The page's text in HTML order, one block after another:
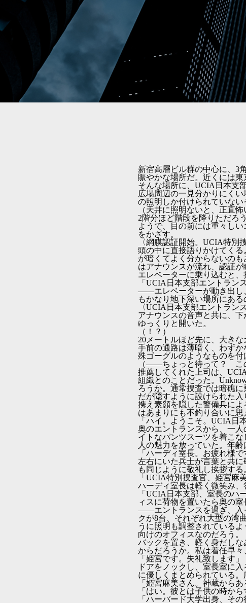
新宿高層ビル群の中心に、3
賑やかな場所だ。近くには東
そんな場所に、UCIA日本支
広場周辺の一見分かりにく
の照明しか付けられていな
（天井に照明ないと、正直
2階分ほど階段を降りただろ
ようで、目の前には重々し
をかざす。
〈網膜認証開始。UCIA特別
頭の中に直接語りかけてく
が暗くてよく分からないの
はアナウンスが流れ、認証が
エレベーターに乗り込むと
「UCIA日本支部エントラン
――エレベーターが動き出し
もかなり地下深い場所にあ
〈UCIA日本支部エントラン
アナウンスの音声と共に、
ゆっくりと開いた。
（！？）
20メートルほど先に、大き
手前の通路は薄暗く、わず
殊ゴーグルのようなものを付
（――ちょっと待って？ こ
推薦してくれた上司は、
組織とのことだった。
ろうか。通常捜査では暗礁
だが隠すように設けられた
携え素顔を隠した警備兵に
はあまりにも不釣り合いに思
「ハイ。ようこそ。UCIA日
奥のエントランスから、一
イトなパンツスーツを着こ
人の魅力を放っていた。年
「ハーディ室長。お疲れ様で
左右にいた兵士が言葉と共
も同じように敬礼し挨拶する
「UCIA特別捜査官、姫宮麻
ハーディ室長は軽く微笑み、
「UCIA日本支部、室長のハ
ィスに荷物を置いたら奥の室
――エントランスを過ぎ、入
クが8台、それぞれ大型の湾
うに照明も調整されている
向けのオフィスなのだろう。
バックを置き、軽く身だし
からだろうか。私は着任早々
「姫宮です。失礼致します」
ドアをノックし、室長室に
に優しくまとめられている
「姫宮麻美さん。神蔵から
「はい。彼とは子供の時か
「ハーバード大学出身、そ